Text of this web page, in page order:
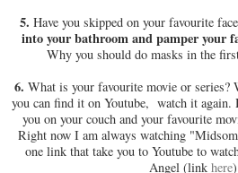
5. Have you skipped on your favourite
into your bathroom and pamper your
Why you should do masks in the
6. What is your favourite movie or series?
you can find it on Youtube, watch it again.
you on your couch and your favourite
Right now I am always watching
one link that take you to Youtube to
Angel (link here